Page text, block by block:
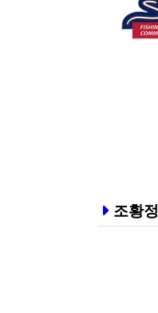
조황